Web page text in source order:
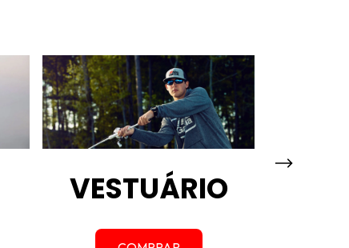
VESTUÁRIO